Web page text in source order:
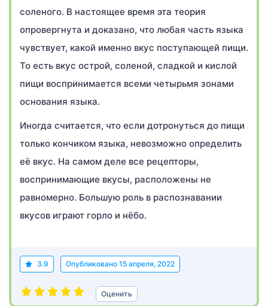
соленого. В настоящее время эта теория
опровергнута и доказано, что любая часть языка
чувствует, какой именно вкус поступающей пищи.
То есть вкус острой, соленой, сладкой и кислой
пищи воспринимается всеми четырьмя зонами
основания языка.
Иногда считается, что если дотронуться до пищи
только кончиком языка, невозможно определить
её вкус. На самом деле все рецепторы,
воспринимающие вкусы, расположены не
равномерно. Большую роль в распознавании
вкусов играют горло и нёбо.
3.9 Опубликовано 15 апреля, 2022
Оценить